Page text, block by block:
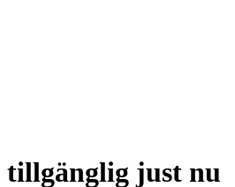
tillgänglig just nu